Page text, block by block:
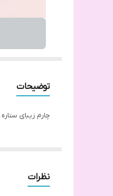
توضیحات
چارم زیبای
نظرات